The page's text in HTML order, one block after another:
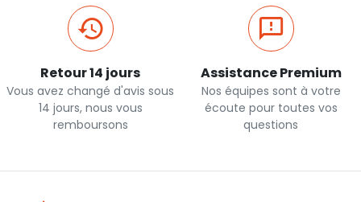
Retour 14 jours
Vous avez changé d'avis sous
14 jours, nous vous
remboursons
Assistance Premium
Nos équipes sont à votre
écoute pour toutes vos
questions